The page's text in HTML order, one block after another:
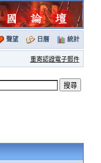
聲望 日曆 統計
重寄認證電子郵件